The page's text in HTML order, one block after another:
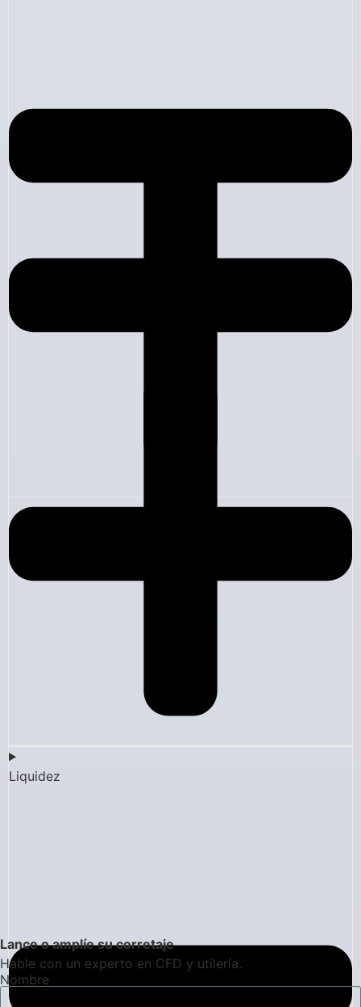
Liquidez
Lance o amplíe su corretaje
Hable con un experto en CFD y utilería.
Nombre